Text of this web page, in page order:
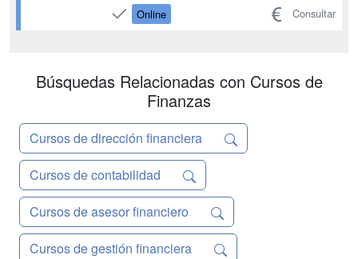
Online Consultar
Búsquedas Relacionadas con Cursos de
Finanzas
Cursos de dirección financiera
Cursos de contabilidad
Cursos de asesor financiero
Cursos de gestión financiera